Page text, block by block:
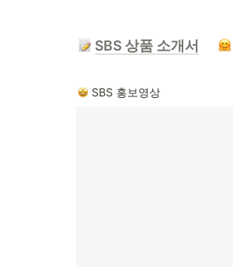
SBS 상품 소개서
SBS 홍보영상